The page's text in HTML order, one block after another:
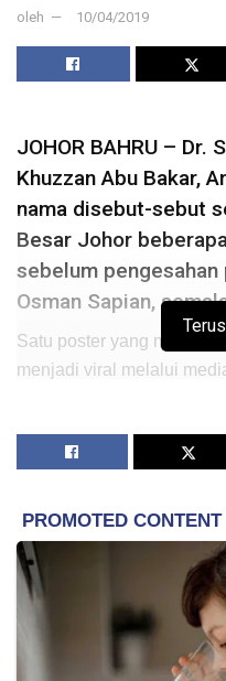
oleh 10/04/2019
JOHOR BAHRU – Dr.
Khuzzan Abu Bakar,
nama disebut-sebut
Besar Johor
sebelum
Osman Sapian,
Satu poster yang
menjadi viral melalui
Sultan Iskandar, seperti
Dalam pada itu, menurut
mengetahui kerusi dan
adalah kuota Bersat Johor.
Bagaimanapun, PKR
ADUN Semerah, Mohd